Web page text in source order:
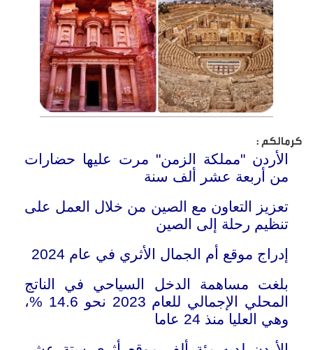
كرمالكم :
الأردن "مملكة الزمن" مرت عليها حضارات
من أربعة عشر ألف سنة
تعزيز التعاون مع الصين من خلال العمل على
تنظيم رحلة إلى الصين
إدراج موقع أم الجمال الأثري في عام 2024
بلغت مساهمة الدخل السياحي في الناتج
المحلي الإجمالي للعام 2023 نحو 14.6 %،
وهي العليا منذ 24 عاما